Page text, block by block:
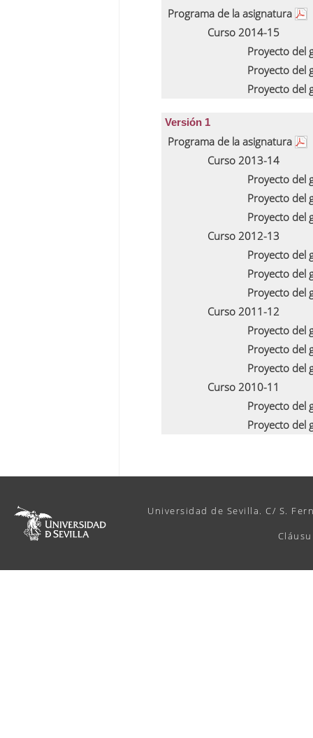
Programa de la asignatura
Curso 2014-15
Proyecto del
Proyecto del
Proyecto del
Versión 1
Programa de la asignatura
Curso 2013-14
Proyecto del
Proyecto del
Proyecto del
Curso 2012-13
Proyecto del
Proyecto del
Proyecto del
Curso 2011-12
Proyecto del
Proyecto del
Proyecto del
Curso 2010-11
Proyecto del
Proyecto del
Universidad de Sevilla. C/ S.